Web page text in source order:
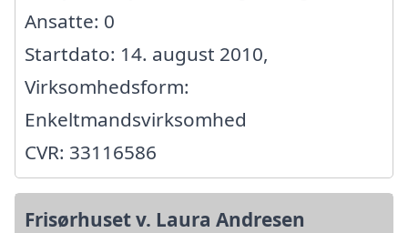
Ansatte: 0
Startdato: 14. august 2010,
Virksomhedsform:
Enkeltmandsvirksomhed
CVR: 33116586
Frisørhuset v. Laura Andresen